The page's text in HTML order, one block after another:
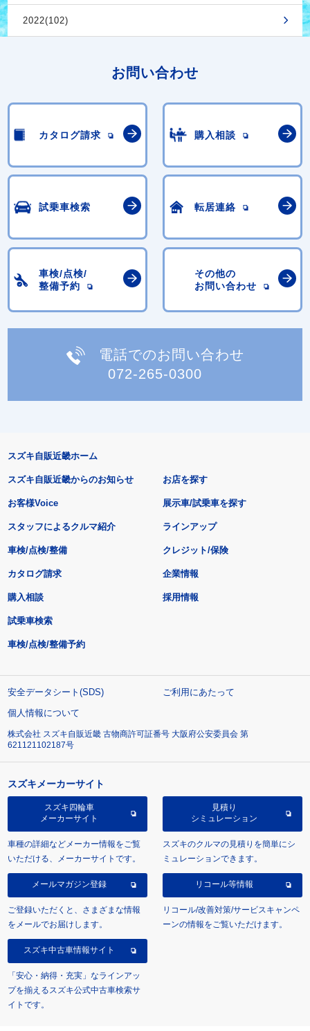
2022(102)
お問い合わせ
カタログ請求 購入相談
試乗車検索 転居連絡
車検/点検/
整備予約
その他の
お問い合わせ
電話でのお問い合わせ
072-265-0300
スズキ自販近畿ホーム
スズキ自販近畿からのお知らせ
お客様Voice
スタッフによるクルマ紹介
お店を探す
展示車/試乗車を探す
ラインアップ
車検/点検/整備 クレジット/保険
カタログ請求
購入相談
試乗車検索
車検/点検/整備予約
企業情報
採用情報
安全データシート(SDS)
ご利用にあたって
個人情報について
株式会社 スズキ自販近畿 古物商許可証番号 大阪府公安委員会 第
621121102187号
スズキメーカーサイト
スズキ四輪車
メーカーサイト
車種の詳細などメーカー情報をご覧
いただける、メーカーサイトです。
見積り
シミュレーション
スズキのクルマの見積りを簡単にシ
ミュレーションできます。
メールマガジン登録
ご登録いただくと、さまざまな情報
をメールでお届けします。
リコール等情報
リコール/改善対策/サービスキャンペ
ーンの情報をご覧いただけます。
スズキ中古車情報サイト
「安心・納得・充実」なラインアッ
プを揃えるスズキ公式中古車検索サ
イトです。